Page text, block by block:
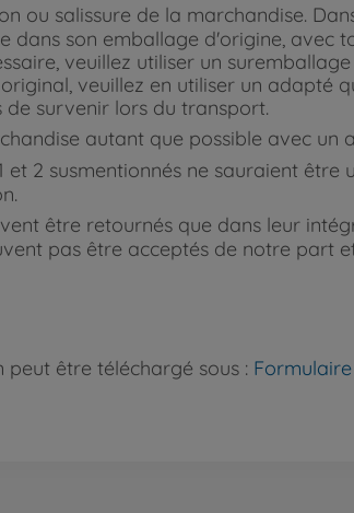
ou salissure de la marchandise.
dans son emballage d'origine, avec
veuillez utiliser un
veuillez en utiliser un adapté
de survenir lors du transport.
autant que possible avec un
et 2 susmentionnés ne sauraient être
être retournés que dans leur
pas être acceptés de notre part
être téléchargé sous :